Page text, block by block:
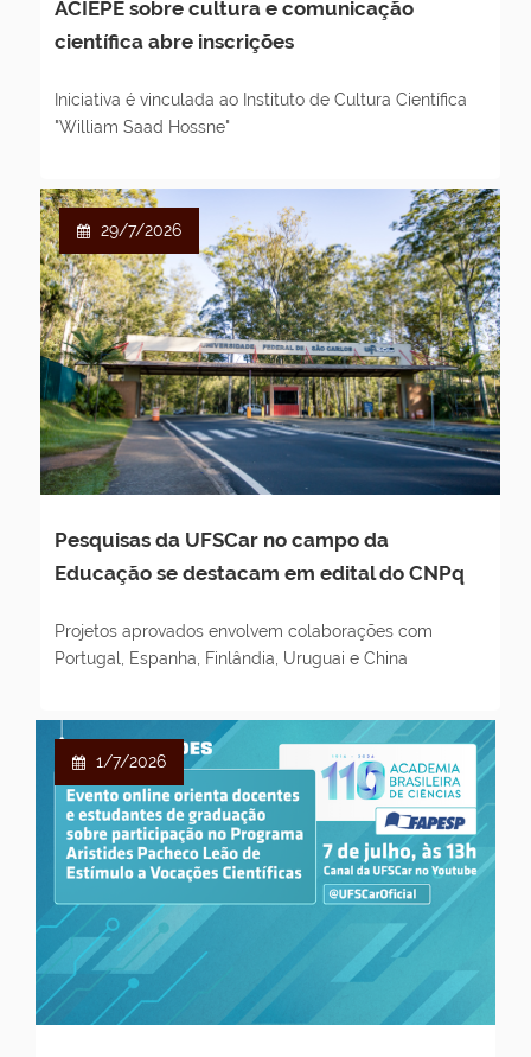
ACIEPE sobre cultura e comunicação
científica abre inscrições
Iniciativa é vinculada ao Instituto de Cultura Científica
"William Saad Hossne"
29/7/2026
Pesquisas da UFSCar no campo da
Educação se destacam em edital do CNPq
Projetos aprovados envolvem colaborações com
Portugal, Espanha, Finlândia, Uruguai e China
1/7/2026